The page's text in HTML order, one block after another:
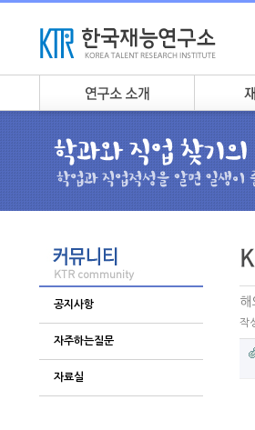
공지사항
자주하는질문
자료실
작